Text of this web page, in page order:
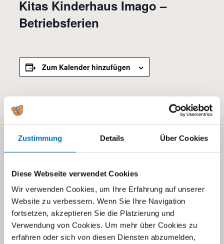
Zustimmung Details Über Cookies
Diese Webseite verwendet Cookies
Wir verwenden Cookies, um Ihre Erfahrung auf unserer
Website zu verbessern. Wenn Sie Ihre Navigation
fortsetzen, akzeptieren Sie die Platzierung und
Verwendung von Cookies. Um mehr über Cookies zu
erfahren oder sich von diesen Diensten abzumelden,
Kitas Kinderhaus Imago –
Betriebsferien
Zum Kalender hinzufügen
DETAILS
Beginn:
23.12.2024
Ende:
Alle, Kita Baar Kita Dübendorf